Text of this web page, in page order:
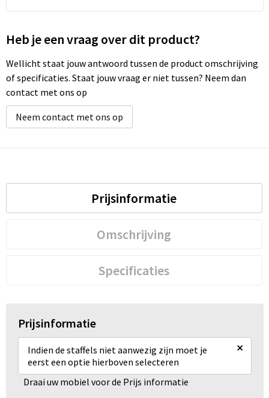
Heb je een vraag over dit product?
Wellicht staat jouw antwoord tussen de product omschrijving
of specificaties. Staat jouw vraag er niet tussen? Neem dan
contact met ons op
Neem contact met ons op
Prijsinformatie
Omschrijving
Specificaties
Prijsinformatie
Indien de staffels niet aanwezig zijn moet je
eerst een optie hierboven selecteren
×
Draai uw mobiel voor de Prijs informatie